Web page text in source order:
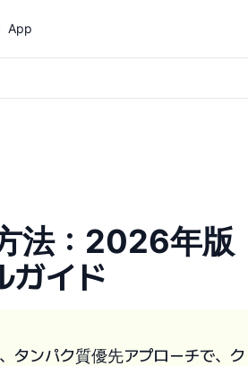
App
法：2026年版
ガイド
タンパク質優先アプローチで、ク